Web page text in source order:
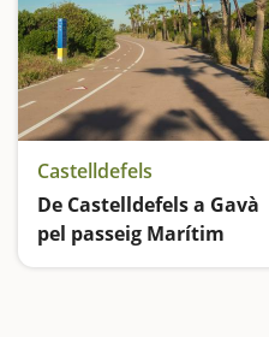
Castelldefels
De Castelldefels a Gavà
pel passeig Marítim